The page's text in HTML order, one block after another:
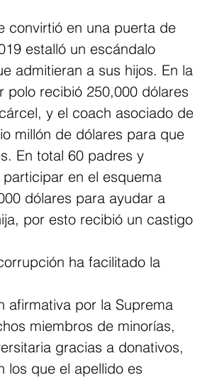
convirtió en una puerta de
estalló un escándalo
admitieran a sus hijos. En la
polo recibió 250,000 dólares
y el coach asociado de
millón de dólares para que
En total 60 padres y
en el esquema
dólares para ayudar a
por esto recibió un castigo
ha facilitado la
afirmativa por la Suprema
miembros de minorías,
gracias a donativos,
los que el apellido es